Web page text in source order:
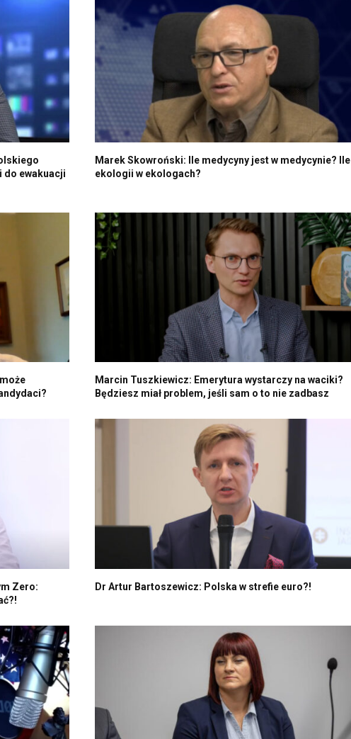
do ewakuacji
Marek Skowroński: Ile medycyny jest w medycynie? Ile
ekologii w ekologach?
Marcin Tuszkiewicz: Emerytura wystarczy na waciki?
Będziesz miał problem, jeśli sam o to nie zadbasz
Zero:
Dr Artur Bartoszewicz: Polska w strefie euro?!